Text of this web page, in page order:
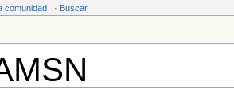
comunidad · Buscar